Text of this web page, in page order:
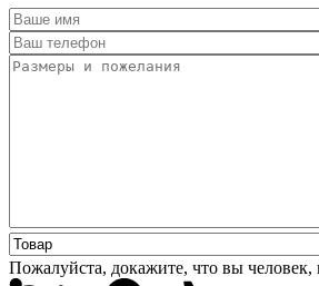
Пожалуйста, докажите, что вы человек,